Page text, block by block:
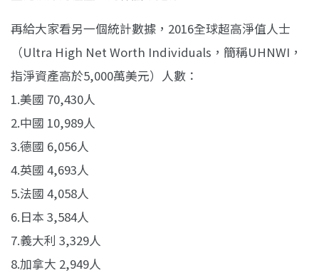
再給大家看另一個統計數據，2016全球超高淨值人士
（Ultra High Net Worth Individuals，簡稱UHNWI，
指淨資產高於5,000萬美元）人數：
1.美國 70,430人
2.中國 10,989人
3.德國 6,056人
4.英國 4,693人
5.法國 4,058人
6.日本 3,584人
7.義大利 3,329人
8.加拿大 2,949人